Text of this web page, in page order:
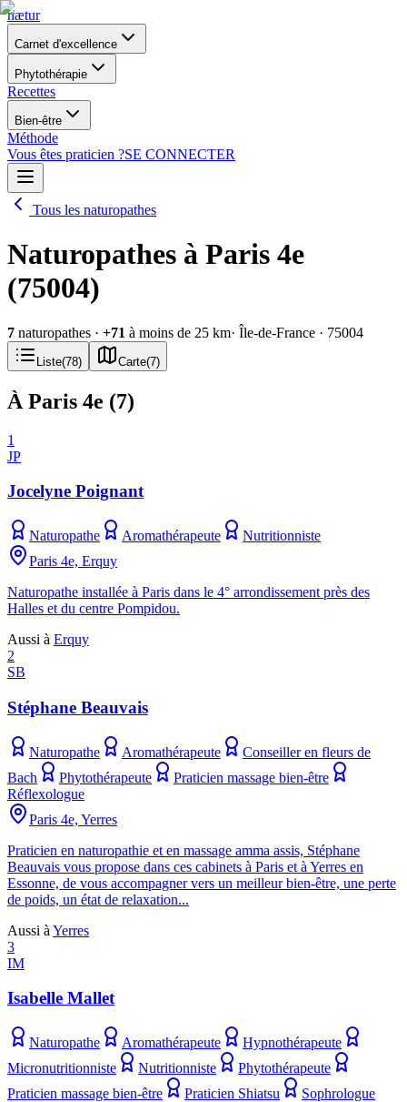
nætur
Carnet d'excellence
Phytothérapie
Recettes
Bien-être
Méthode
Vous êtes praticien ?SE CONNECTER
Tous les naturopathes
Naturopathes à Paris 4e
(75004)
7 naturopathes · +71 à moins de 25 km· Île-de-France · 75004
Liste(78) Carte(7)
À Paris 4e (7)
1
JP
Jocelyne Poignant
Naturopathe Aromathérapeute
Nutritionniste
Paris 4e, Erquy
Naturopathe installée à Paris dans le 4° arrondissement près des
Halles et du centre Pompidou.
Aussi à Erquy
2
SB
Stéphane Beauvais
Naturopathe Aromathérapeute
Conseiller en fleurs de
Bach
Phytothérapeute
Praticien massage bien-être
Réflexologue
Paris 4e, Yerres
Praticien en naturopathie et en massage amma assis, Stéphane
Beauvais vous propose dans ces cabinets à Paris et à Yerres en
Essonne, de vous accompagner vers un meilleur bien-être, une perte
de poids, un état de relaxation...
Aussi à Yerres
3
IM
Isabelle Mallet
Naturopathe Aromathérapeute
Hypnothérapeute
Micronutritionniste
Nutritionniste
Phytothérapeute
Praticien massage bien-être
Praticien Shiatsu
Sophrologue